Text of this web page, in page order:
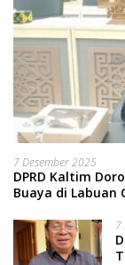
7 Desember 2025
DPRD Kaltim
Buaya di Labuan
7